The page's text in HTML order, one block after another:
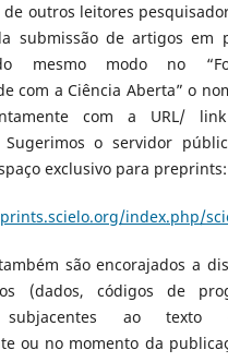
outros leitores
submissão de artigos em
mesmo modo no
com a Ciência Aberta” o
com a URL/
Sugerimos o servidor
exclusivo para preprints:
index.php/
são encorajados a
(dados, códigos de
subjacentes ao texto
ou no momento da